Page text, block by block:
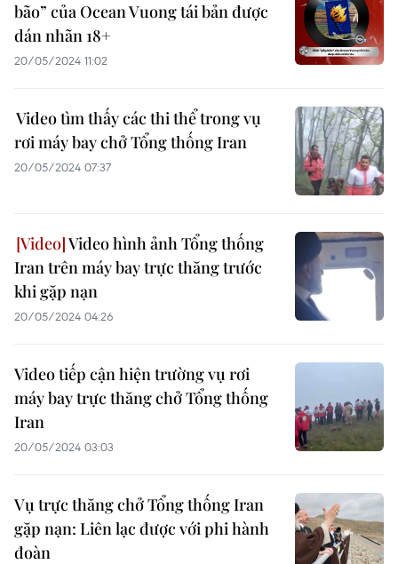
bão” của Ocean Vuong tái bản được
dán nhãn 18+
20/05/2024 11:02
Video tìm thấy các thi thể trong vụ
rơi máy bay chở Tổng thống Iran
20/05/2024 07:37
Video hình ảnh Tổng thống
Iran trên máy bay trực thăng trước
khi gặp nạn
20/05/2024 04:26
Video tiếp cận hiện trường vụ rơi
máy bay trực thăng chở Tổng thống
Iran
20/05/2024 03:03
Vụ trực thăng chở Tổng thống Iran
gặp nạn: Liên lạc được với phi hành
đoàn